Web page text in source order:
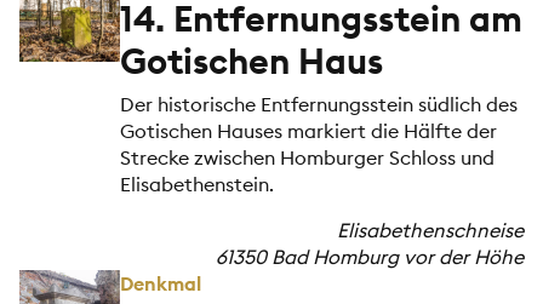
14. Entfernungsstein am
Gotischen Haus
Der historische Entfernungsstein südlich des
Gotischen Hauses markiert die Hälfte der
Strecke zwischen Homburger Schloss und
Elisabethenstein.
Elisabethenschneise
61350 Bad Homburg vor der Höhe
Denkmal